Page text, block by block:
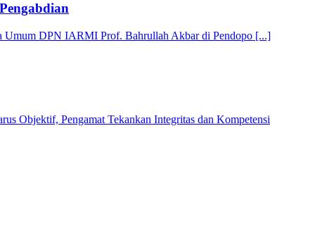
Umum DPN IARMI Prof. Bahrullah Akbar di Pendopo [...]
Objektif, Pengamat Tekankan Integritas dan Kompetensi